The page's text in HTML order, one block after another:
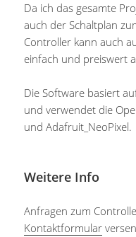
Da ich das gesamte
auch der Schaltplan
Controller kann auch
einfach und preiswert
Die Software basiert
und verwendet die
und Adafruit_NeoPixel.
Weitere Info
Anfragen zum
Kontaktformular